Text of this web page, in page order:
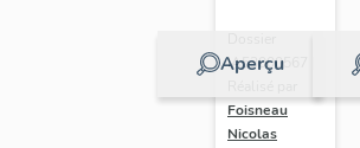
Aperçu
IA53000567 |
Foisneau
Nicolas